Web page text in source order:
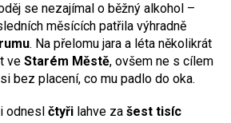
se nezajímal o běžný alkohol –
měsících patřila výhradně
. Na přelomu jara a léta několikrát
ve Starém Městě, ovšem ne s cílem
bez placení, co mu padlo do oka.
odnesl čtyři lahve za šest tisíc